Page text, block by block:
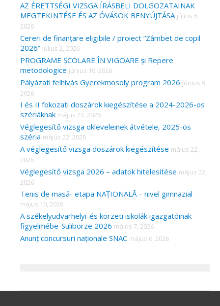
AZ ÉRETTSÉGI VIZSGA ÍRÁSBELI DOLGOZATAINAK
MEGTEKINTÉSE ÉS AZ ÓVÁSOK BENYÚJTÁSA július 6,
2026
Cereri de finanțare eligibile / proiect ”Zâmbet de copil
2026” július 2, 2026
PROGRAME ȘCOLARE ÎN VIGOARE și Repere
metodologice június 10, 2026
Pályázati felhívás Gyerekmosoly program 2026 június 9,
2026
I és II fokozati doszárok kiegészítése a 2024-2026-os
szériáknak május 22, 2026
Véglegesítő vizsga okleveleinek átvétele, 2025-ös
széria május 22, 2026
A véglegesítő vizsga doszárok kiegészítése május 22,
2026
Véglegesítő vizsga 2026 – adatok hitelesítése május 22,
2026
Tenis de masă- etapa NAȚIONALĂ – nivel gimnazial
május 10, 2026
A székelyudvarhelyi-és körzeti iskolák igazgatóinak
figyelmébe-Sulibörze 2026 május 7, 2026
Anunț concursuri naționale SNAC május 6, 2026